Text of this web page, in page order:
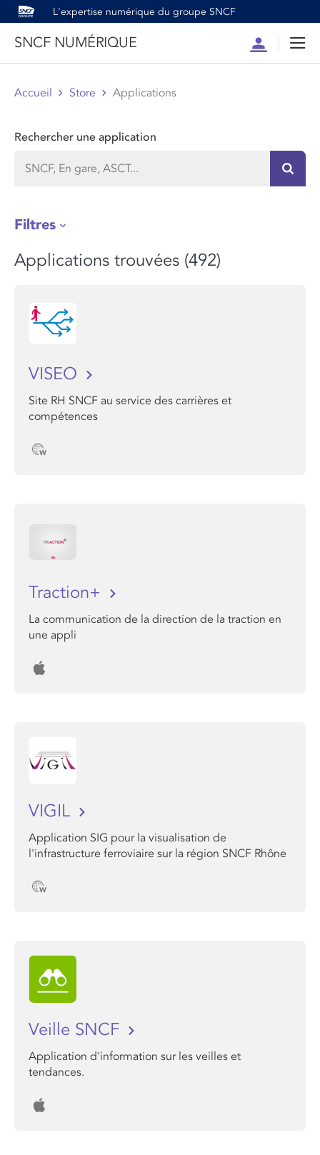
L'expertise numérique du groupe SNCF
SNCF NUMÉRIQUE
Compte
Accueil Store Applications
Rechercher une application
Filtres
Applications trouvées (492)
VISEO
Site RH SNCF au service des carrières et
compétences
Traction+
La communication de la direction de la traction en
une appli
VIGIL
Application SIG pour la visualisation de
l'infrastructure ferroviaire sur la région SNCF Rhône
Veille SNCF
Application d'information sur les veilles et
tendances.